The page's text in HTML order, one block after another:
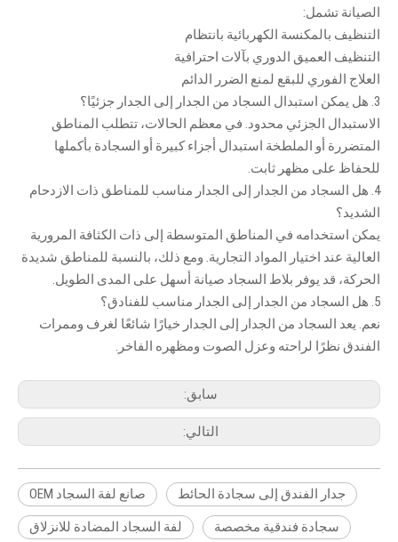
الصيانة تشمل:
التنظيف بالمكنسة الكهربائية بانتظام
التنظيف العميق الدوري بآلات احترافية
العلاج الفوري للبقع لمنع الضرر الدائم
3. هل يمكن استبدال السجاد من الجدار إلى الجدار جزئيًا؟
الاستبدال الجزئي محدود. في معظم الحالات، تتطلب المناطق
المتضررة أو الملطخة استبدال أجزاء كبيرة أو السجادة بأكملها
للحفاظ على مظهر ثابت.
4. هل السجاد من الجدار إلى الجدار مناسب للمناطق ذات الازدحام
الشديد؟
يمكن استخدامه في المناطق المتوسطة إلى ذات الكثافة المرورية
العالية عند اختيار المواد التجارية. ومع ذلك، بالنسبة للمناطق شديدة
الحركة، قد يوفر بلاط السجاد صيانة أسهل على المدى الطويل.
5. هل السجاد من الجدار إلى الجدار مناسب للفنادق؟
نعم. يعد السجاد من الجدار إلى الجدار خيارًا شائعًا لغرف وممرات
الفندق نظرًا لراحته وعزل الصوت ومظهره الفاخر.
سابق:
التالي:
صانع لفة السجاد OEM جدار الفندق إلى سجادة الحائط
لفة السجاد المضادة للانزلاق سجادة فندقية مخصصة